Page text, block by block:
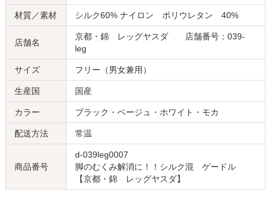
材質／素材 シルク60% ナイロン ポリウレタン 40%
店舗名
京都・錦 レッグヤスダ 店舗番号：039-
leg
サイズ フリー（男女兼用）
生産国 国産
カラー ブラック・ベージュ・ホワイト・モカ
配送方法 常温
商品番号
d-039leg0007
脚のむくみ解消に！！シルク混 ゲードル
【京都・錦 レッグヤスダ】